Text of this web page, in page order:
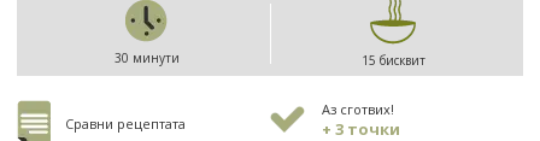
30 минути 15 бисквит
Сравни рецептата
Аз сготвих!
+ 3 точки